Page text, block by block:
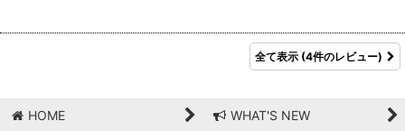
全て表示 (4件のレビュー)
HOME WHAT'S NEW